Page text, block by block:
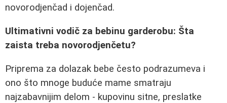
novorodjenčad i dojenčad.
Ultimativni vodič za bebinu garderobu: Šta
zaista treba novorodjenčetu?
Priprema za dolazak bebe često podrazumeva i
ono što mnoge buduće mame smatraju
najzabavnijim delom - kupovinu sitne, preslatke